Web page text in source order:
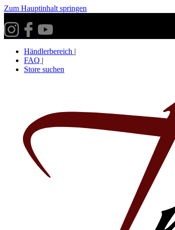
Zum Hauptinhalt springen
Händlerbereich |
FAQ |
Store suchen